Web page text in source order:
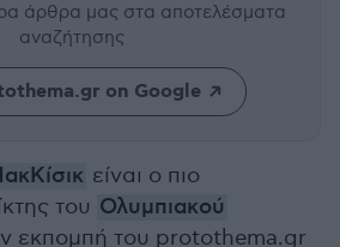
άρθρα μας στα αποτελέσματα
αναζήτησης
on Google
είναι ο πιο
του Ολυμπιακού
εκπομπή του protothema.gr